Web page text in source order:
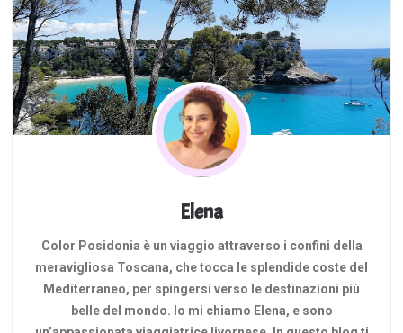
Elena
Color Posidonia è un viaggio attraverso i confini della
meravigliosa Toscana, che tocca le splendide coste del
Mediterraneo, per spingersi verso le destinazioni più
belle del mondo. Io mi chiamo Elena, e sono